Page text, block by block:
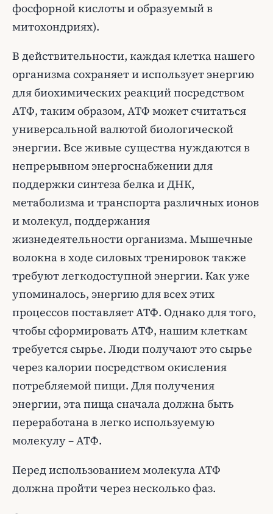
фосфорной кислоты и образуемый в
митохондриях).
В действительности, каждая клетка нашего
организма сохраняет и использует энергию
для биохимических реакций посредством
АТФ, таким образом, АТФ может считаться
универсальной валютой биологической
энергии. Все живые существа нуждаются в
непрерывном энергоснабжении для
поддержки синтеза белка и ДНК,
метаболизма и транспорта различных ионов
и молекул, поддержания
жизнедеятельности организма. Мышечные
волокна в ходе силовых тренировок также
требуют легкодоступной энергии. Как уже
упоминалось, энергию для всех этих
процессов поставляет АТФ. Однако для того,
чтобы сформировать АТФ, нашим клеткам
требуется сырье. Люди получают это сырье
через калории посредством окисления
потребляемой пищи. Для получения
энергии, эта пища сначала должна быть
переработана в легко используемую
молекулу – АТФ.
Перед использованием молекула АТФ
должна пройти через несколько фаз.